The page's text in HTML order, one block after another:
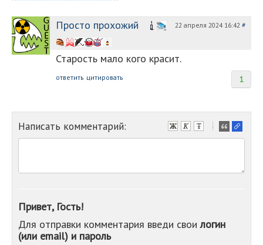
Просто прохожий 22 апреля 2024 16:42 #
Старость мало кого красит.
1
ответить цитировать
Написать комментарий:
-
-
-
-
Привет, Гость!
Для отправки комментария введи своилогин
(или email) и пароль